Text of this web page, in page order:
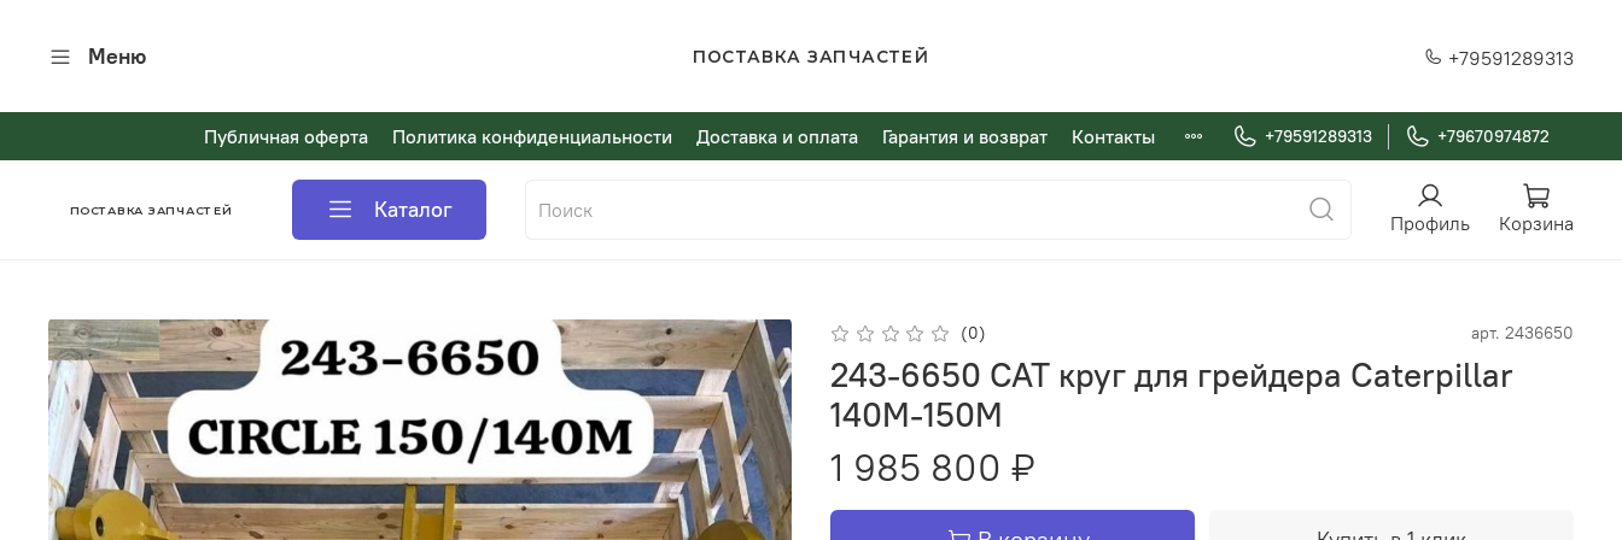
Меню ПОСТАВКА ЗАПЧАСТЕЙ +79591289313
Публичная оферта Политика конфиденциальности Доставка и оплата Гарантия и возврат Контакты +79591289313 +79670974872
ПОСТАВКА ЗАПЧАСТЕЙ Каталог Профиль Корзина
(0) арт. 2436650
243-6650 CAT круг для грейдера Caterpillar
140M-150M
1 985 800 ₽